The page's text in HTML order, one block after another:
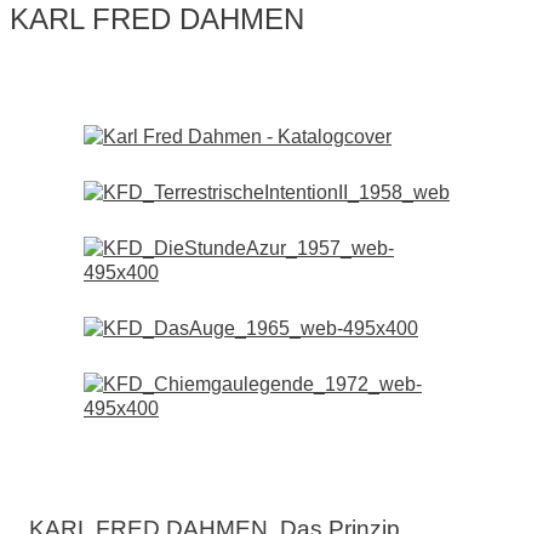
KARL FRED DAHMEN
KARL FRED DAHMEN. Das Prinzip